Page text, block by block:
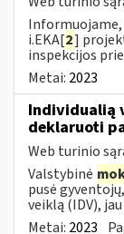
Informuojame,
i.EKA[2]
inspekcijos
Metai: 2023
Individualią
deklaruoti
Web turinio
Valstybinė
pusė
veiklą (IDV),
Metai: 2023